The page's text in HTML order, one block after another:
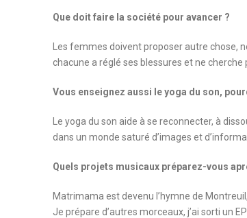
Que doit faire la société pour avancer ?
Les femmes doivent proposer autre chose,
chacune a réglé ses blessures et ne
Vous enseignez aussi le yoga du son,
Le yoga du son aide à se reconnecter, à
dans un monde saturé d’images et
Quels projets musicaux préparez-vous
Matrimama est devenu l’hymne de
Je prépare d’autres morceaux, j’ai sorti un